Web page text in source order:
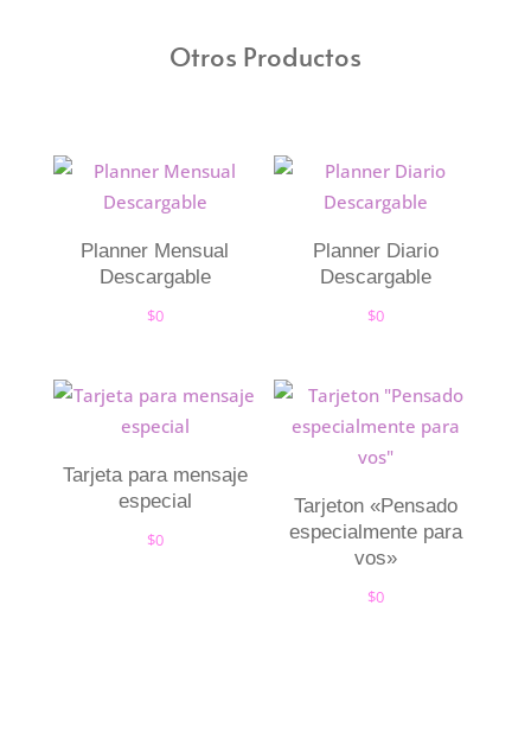
Otros Productos
Planner Mensual
Descargable
$0
Planner Diario
Descargable
$0
Tarjeta para mensaje
especial
$0
Tarjeton «Pensado
especialmente para
vos»
$0